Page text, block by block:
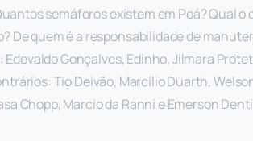
semáforos existem em Poá? Qual
De quem é a responsabilidade de
Gonçalves, Edinho, Jilmara
Tio Deivão, Marcílio Duarth,
Chopp, Marcio da Ranni e Emerson